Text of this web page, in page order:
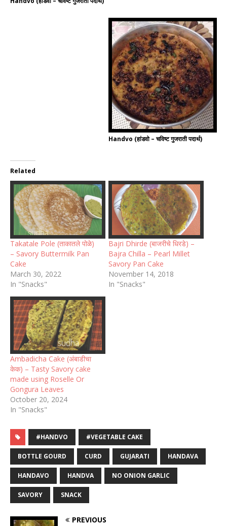
Handvo (हांडवो – चविष्ट गुजराती पदार्थ)
Related
Takatale Pole (ताकातले पोळे)
– Savory Buttermilk Pan
Cake
March 30, 2022
In "Snacks"
Bajri Dhirde (बाजरीचे धिरडे) –
Bajra Chilla – Pearl Millet
Savory Pan Cake
November 14, 2018
In "Snacks"
Ambadicha Cake (अंबाडीचा
केक) – Tasty Savory cake
made using Roselle Or
Gongura Leaves
October 20, 2024
In "Snacks"
#HANDVO #VEGETABLE CAKE
BOTTLE GOURD CURD GUJARATI HANDAVA
HANDAVO HANDVA NO ONION GARLIC
SAVORY SNACK
PREVIOUS